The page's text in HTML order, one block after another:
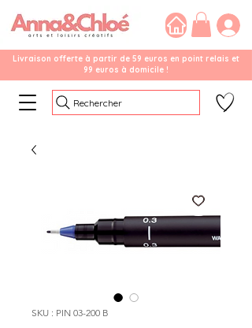
Livraison offerte à partir de 59 euros en point relais et
99 euros à domicile !
Rechercher
SKU : PIN 03-200 B